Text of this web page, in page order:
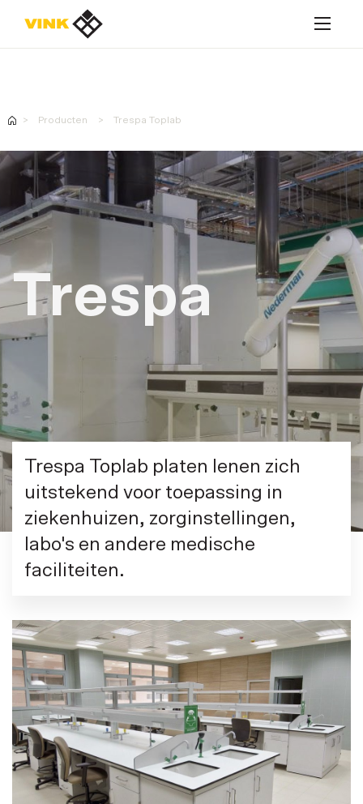
Contacteer ons
Oplossingen
Producten
Realisaties
Contacteer ons
Producten Trespa Toplab
Trespa
Trespa Toplab platen lenen zich
uitstekend voor toepassing in
ziekenhuizen, zorginstellingen,
labo's en andere medische
faciliteiten.